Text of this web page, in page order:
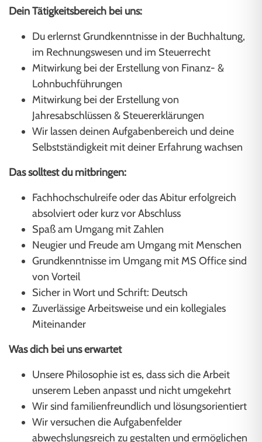
Dein Tätigkeitsbereich bei uns:
Du erlernst Grundkenntnisse in der Buchhaltung,
im Rechnungswesen und im Steuerrecht
Mitwirkung bei der Erstellung von Finanz- &
Lohnbuchführungen
Mitwirkung bei der Erstellung von
Jahresabschlüssen & Steuererklärungen
Wir lassen deinen Aufgabenbereich und deine
Selbstständigkeit mit deiner Erfahrung wachsen
Das solltest du mitbringen:
Fachhochschulreife oder das Abitur erfolgreich
absolviert oder kurz vor Abschluss
Spaß am Umgang mit Zahlen
Neugier und Freude am Umgang mit Menschen
Grundkenntnisse im Umgang mit MS Office sind
von Vorteil
Sicher in Wort und Schrift: Deutsch
Zuverlässige Arbeitsweise und ein kollegiales
Miteinander
Was dich bei uns erwartet
Unsere Philosophie ist es, dass sich die Arbeit
unserem Leben anpasst und nicht umgekehrt
Wir sind familienfreundlich und lösungsorientiert
Wir versuchen die Aufgabenfelder
abwechslungsreich zu gestalten und ermöglichen